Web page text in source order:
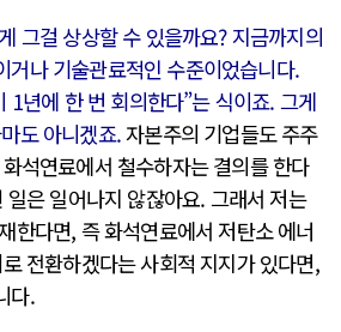
그걸 상상할 수 있을까요? 지금까지의
거나 기술관료적인 수준이었습니다.
1년에 한 번 회의한다”는 식이죠. 그게
도 아니겠죠.자본주의 기업들도 주주
석연료에서 철수하자는 결의를 한다
은 일어나지 않잖아요. 그래서 저는
한다면, 즉 화석연료에서 저탄소 에너
전환하겠다는 사회적 지지가 있다면,
다.